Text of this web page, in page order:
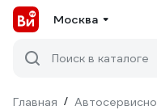
Москва
Поиск в каталоге
Главная /